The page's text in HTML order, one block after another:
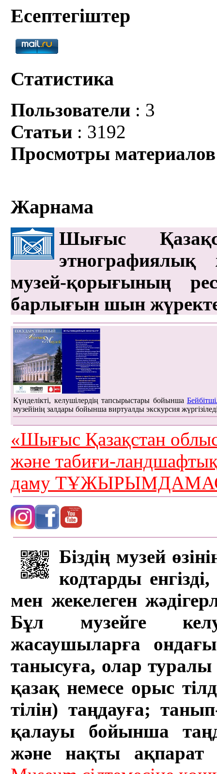
Есептегіштер
Статистика
Пользователи : 3
Статьи : 3192
Просмотры материалов
Жарнама
Шығыс
этнографиялық
музей-қорығының
барлығын шын
Күнделікті, келушілердің тапсырыстары бойынша
музейінің залдары бойынша виртуалды экскурсия
«Шығыс Қазақстан
және табиғи-
даму
Біздің музей
кодтарды
мен жекелеген
Бұл музейге
жасаушыларға
танысуға, олар туралы
қазақ немесе орыс
тілін) таңдауға;
қалауы бойынша
және нақты ақпарат